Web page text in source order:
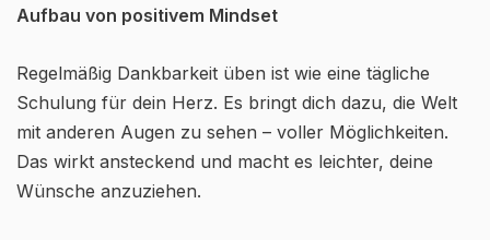
Aufbau von positivem Mindset
Regelmäßig Dankbarkeit üben ist wie eine tägliche
Schulung für dein Herz. Es bringt dich dazu, die Welt
mit anderen Augen zu sehen – voller Möglichkeiten.
Das wirkt ansteckend und macht es leichter, deine
Wünsche anzuziehen.